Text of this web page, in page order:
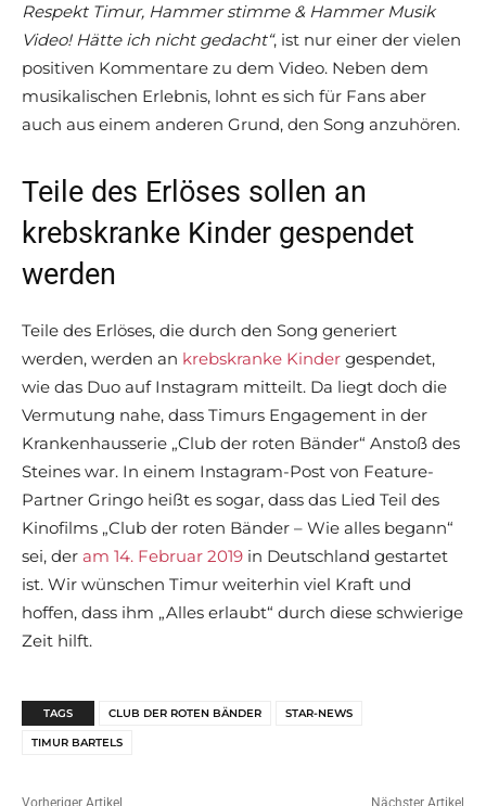
Respekt Timur, Hammer stimme & Hammer Musik
Video! Hätte ich nicht gedacht“, ist nur einer der vielen
positiven Kommentare zu dem Video. Neben dem
musikalischen Erlebnis, lohnt es sich für Fans aber
auch aus einem anderen Grund, den Song anzuhören.
Teile des Erlöses sollen an
krebskranke Kinder gespendet
werden
Teile des Erlöses, die durch den Song generiert
werden, werden an krebskranke Kinder gespendet,
wie das Duo auf Instagram mitteilt. Da liegt doch die
Vermutung nahe, dass Timurs Engagement in der
Krankenhausserie „Club der roten Bänder“ Anstoß des
Steines war. In einem Instagram-Post von Feature-
Partner Gringo heißt es sogar, dass das Lied Teil des
Kinofilms „Club der roten Bänder – Wie alles begann“
sei, der am 14. Februar 2019 in Deutschland gestartet
ist. Wir wünschen Timur weiterhin viel Kraft und
hoffen, dass ihm „Alles erlaubt“ durch diese schwierige
Zeit hilft.
TAGS CLUB DER ROTEN BÄNDER STAR-NEWS
TIMUR BARTELS
Vorheriger Artikel Nächster Artikel